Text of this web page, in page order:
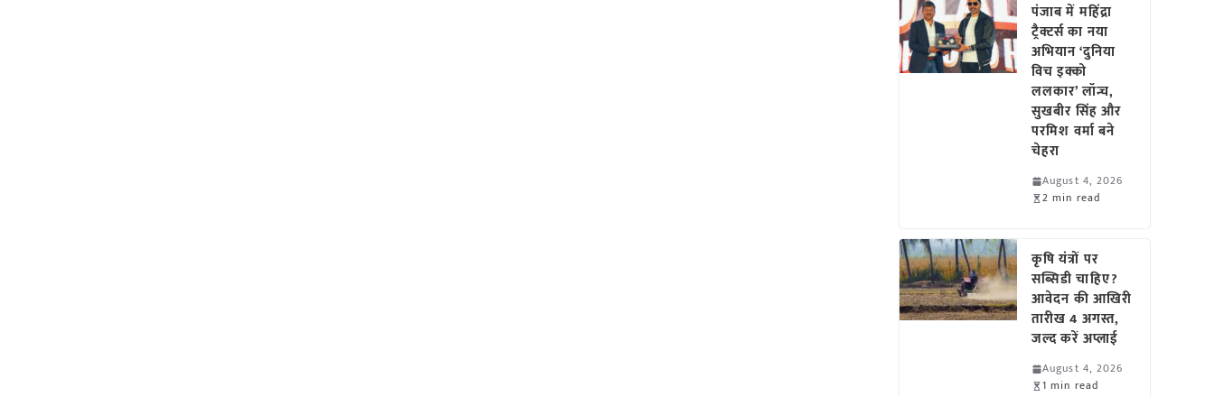
पंजाब में महिंद्रा
ट्रैक्टर्स का नया
अभियान ‘दुनिया
विच इक्को
ललकार’ लॉन्च,
सुखबीर सिंह और
परमिश वर्मा बने
चेहरा
August 4, 2026
2 min read
कृषि यंत्रों पर
सब्सिडी चाहिए?
आवेदन की आखिरी
तारीख 4 अगस्त,
जल्द करें अप्लाई
August 4, 2026
1 min read